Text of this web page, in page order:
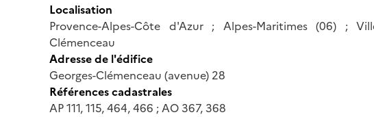
Localisation
Provence-Alpes-Côte d'Azur ; Alpes-Maritimes (06) ;
Clémenceau
Adresse de l'édifice
Georges-Clémenceau (avenue) 28
Références cadastrales
AP 111, 115, 464, 466 ; AO 367, 368